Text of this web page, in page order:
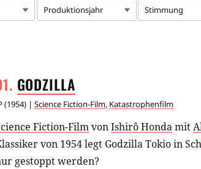
Produktionsjahr Stimmung
GODZILLA
(1954) | Science Fiction-Film, Katastrophenfilm
Fiction-FilmvonIshirô Hondamit
von 1954 legt Godzilla Tokio in
gestoppt werden?